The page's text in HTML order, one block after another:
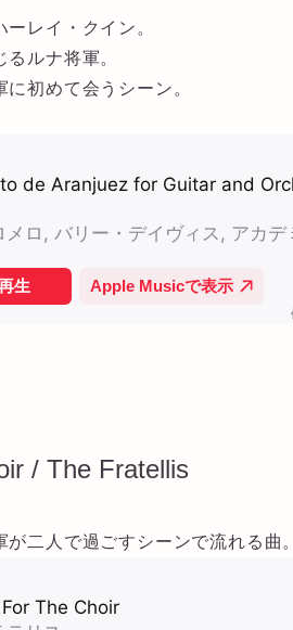
レイ・クイン。
ルナ将軍。
初めて会うシーン。
/ The Fratellis
二人で過ごすシーンで流れる曲。